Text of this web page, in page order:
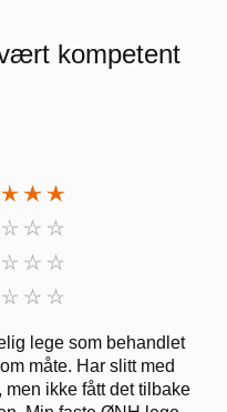
kompetent
lege som behandlet
måte. Har slitt med
ikke fått det tilbake